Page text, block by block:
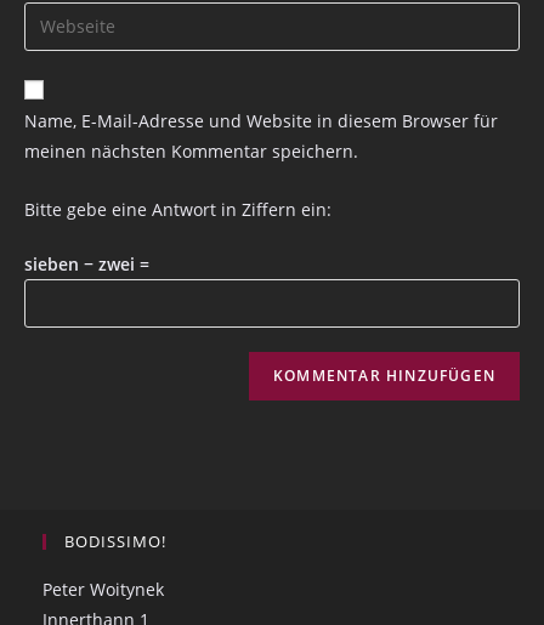
Name, E-Mail-Adresse und Website in diesem Browser für
meinen nächsten Kommentar speichern.
Bitte gebe eine Antwort in Ziffern ein:
sieben − zwei =
BODISSIMO!
Peter Woitynek
Innerthann 1